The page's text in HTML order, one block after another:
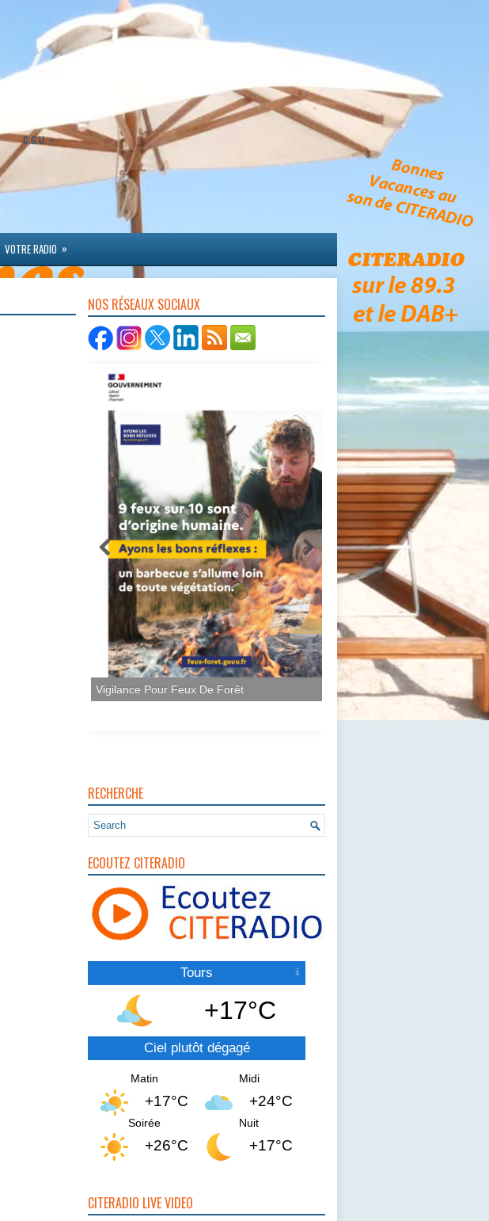
C.G.U. »
VOTRE RADIO »
NOS RÉSEAUX SOCIAUX
Vigilance Pour Feux De Forêt
RECHERCHE
ECOUTEZ CITERADIO
Tours
+17°C
Ciel plutôt dégagé
Matin
+17°C
Midi
+24°C
Soirée
+26°C
Nuit
+17°C
CITERADIO LIVE VIDEO